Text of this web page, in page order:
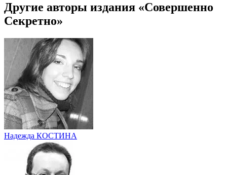
Другие авторы издания «Совершенно
Секретно»
Надежда КОСТИНА